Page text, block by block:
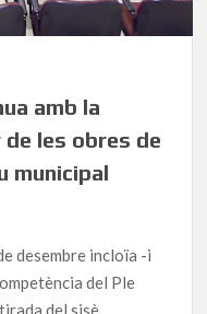
amb la
les obres de
municipal
desembre incloïa -i
del Ple
del sisè